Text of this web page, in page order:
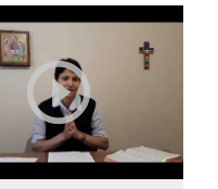
play_circle_outline